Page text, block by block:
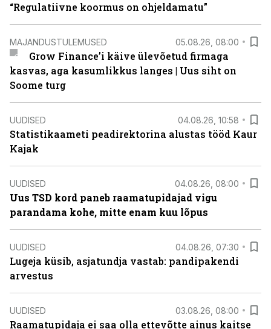
“Regulatiivne koormus on ohjeldamatu”
MAJANDUSTULEMUSED 05.08.26, 08:00
Grow Finance’i käive ülevõetud firmaga
kasvas, aga kasumlikkus langes | Uus siht on
Soome turg
UUDISED 04.08.26, 10:58
Statistikaameti peadirektorina alustas tööd Kaur
Kajak
UUDISED 04.08.26, 08:00
Uus TSD kord paneb raamatupidajad vigu
parandama kohe, mitte enam kuu lõpus
UUDISED 04.08.26, 07:30
Lugeja küsib, asjatundja vastab: pandipakendi
arvestus
UUDISED 03.08.26, 08:00
Raamatupidaja ei saa olla ettevõtte ainus kaitse